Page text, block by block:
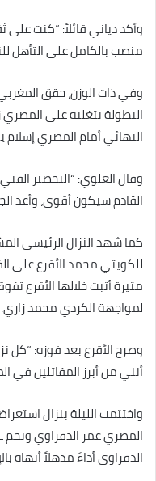
وأكد دياني قائلاً: “كنت
منصب بالكامل على التأهل
وفي ذات الوزن، حقق
البطولة بتغلبه على
النهائي أمام المصري
وقال العلوي: “التحضير
القادم سيكون أقوى، وأعد
كما شهد النزال الرئيسي
للكويتي محمد الأقرع على
مثيرة أثبت خلالها الأقرع
لمواجهة الكردي محمد زاري.
وصرح الأقرع بعد فوزه: “كل
أنني من أبرز المقاتلين في
الدفراوي أداءً مذهلاً أنهاه